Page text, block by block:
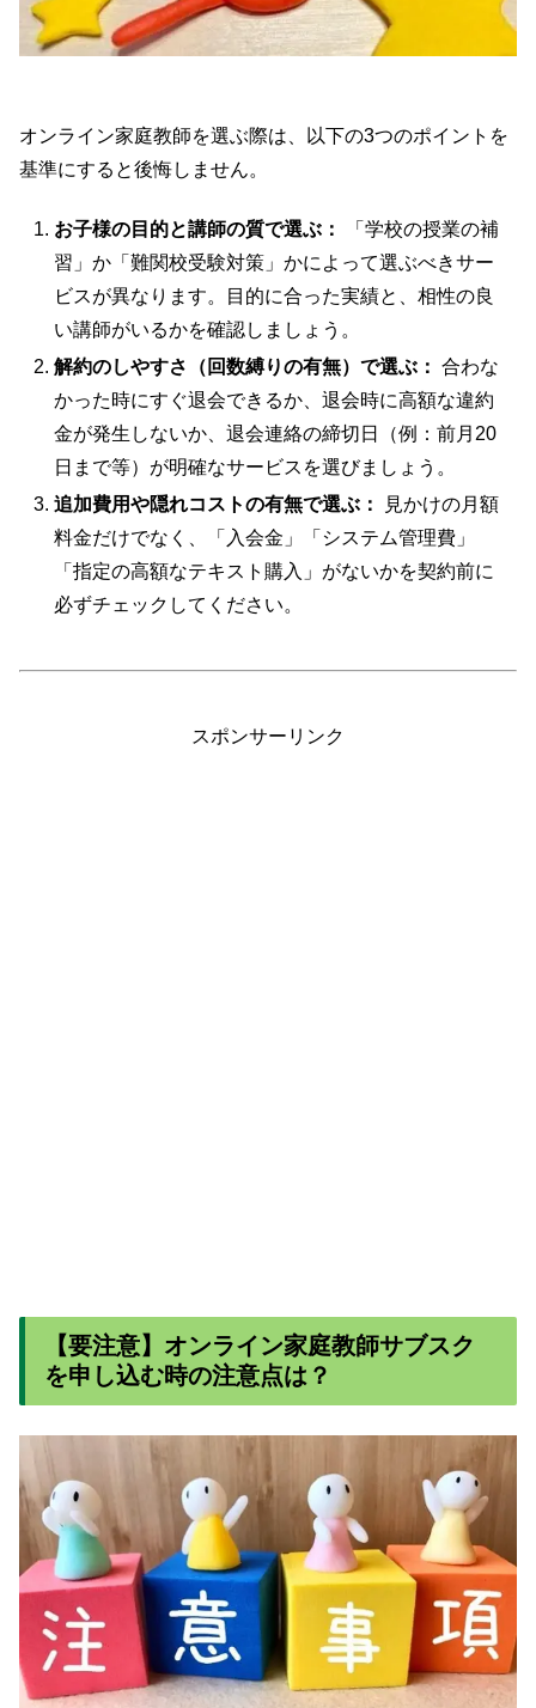
オンライン家庭教師を選ぶ際は、以下の3つのポイントを
基準にすると後悔しません。
お子様の目的と講師の質で選ぶ：
「学校の授業の補
習」か「難関校受験対策」かによって選ぶべきサー
ビスが異なります。目的に合った実績と、相性の良
い講師がいるかを確認しましょう。
解約のしやすさ（回数縛りの有無）で選ぶ： 合わな
かった時にすぐ退会できるか、退会時に高額な違約
金が発生しないか、退会連絡の締切日（例：前月20
日まで等）が明確なサービスを選びましょう。
追加費用や隠れコストの有無で選ぶ：
見かけの月額
料金だけでなく、「入会金」「システム管理費」
「指定の高額なテキスト購入」がないかを契約前に
必ずチェックしてください。
スポンサーリンク
【要注意】オンライン家庭教師サブスク
を申し込む時の注意点は？